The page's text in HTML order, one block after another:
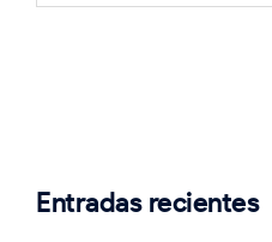
Entradas recientes